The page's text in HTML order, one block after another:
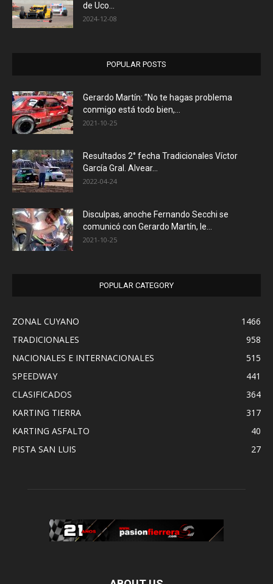
de Uco...
2024-12-08
POPULAR POSTS
Gerardo Martín: ”No te hagas problema
conmigo está todo bien,...
2021-10-25
Resultados 2° fecha Tradicionales Víctor
García Gral. Alvear…
2022-04-24
Disculpas, anoche Fernando Secchi se
comunicó con Gerardo Martín, le...
2021-10-25
POPULAR CATEGORY
ZONAL CUYANO
1466
TRADICIONALES
958
NACIONALES E INTERNACIONALES
515
SPEEDWAY
441
CLASIFICADOS
364
KARTING TIERRA
317
KARTING ASFALTO
40
PISTA SAN LUIS
27